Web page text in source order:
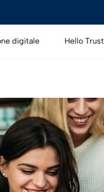
digitale Hello Trust